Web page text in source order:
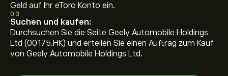
Geld auf Ihr eToro Konto ein.
03
Suchen und kaufen:
Durchsuchen Sie die Seite Geely Automobile Holdings
Ltd (00175.HK) und erteilen Sie einen Auftrag zum Kauf
von Geely Automobile Holdings Ltd.